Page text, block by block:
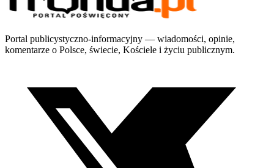
Portal publicystyczno-informacyjny — wiadomości, opinie,
komentarze o Polsce, świecie, Kościele i życiu publicznym.